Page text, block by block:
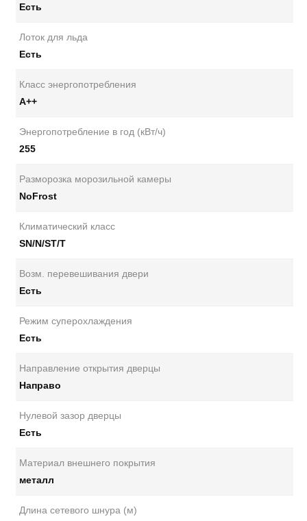
Есть
Лоток для льда
Есть
Класс энергопотребления
А++
Энергопотребление в год (кВт/ч)
255
Разморозка морозильной камеры
NoFrost
Климатический класс
SN/N/ST/T
Возм. перевешивания двери
Есть
Режим суперохлаждения
Есть
Направление открытия дверцы
Направо
Нулевой зазор дверцы
Есть
Материал внешнего покрытия
металл
Длина сетевого шнура (м)